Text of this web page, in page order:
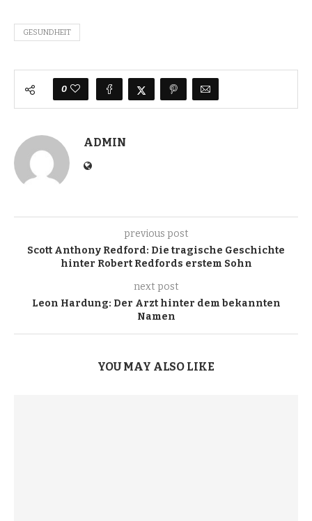
GESUNDHEIT
0
ADMIN
previous post
Scott Anthony Redford: Die tragische Geschichte
hinter Robert Redfords erstem Sohn
next post
Leon Hardung: Der Arzt hinter dem bekannten
Namen
YOU MAY ALSO LIKE